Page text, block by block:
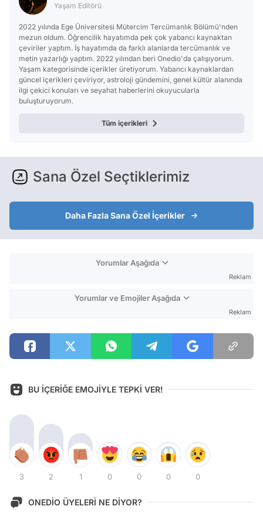
Yaşam Editörü
2022 yılında Ege Üniversitesi Mütercim Tercümanlık Bölümü'nden
mezun oldum. Öğrencilik hayatımda pek çok yabancı kaynaktan
çeviriler yaptım. İş hayatımda da farklı alanlarda tercümanlık ve
metin yazarlığı yaptım. 2022 yılından beri Onedio'da çalışıyorum.
Yaşam kategorisinde içerikler üretiyorum. Yabancı kaynaklardan
güncel içerikleri çeviriyor, astroloji gündemini, genel kültür alanında
ilgi çekici konuları ve seyahat haberlerini okuyucularla
buluşturuyorum.
Tüm içerikleri
Sana Özel Seçtiklerimiz
Daha Fazla Sana Özel İçerikler
Yorumlar Aşağıda
Reklam
Yorumlar ve Emojiler Aşağıda
Reklam
BU İÇERİĞE EMOJİYLE TEPKİ VER!
3 2 1 0 0 0 0
ONEDİO ÜYELERİ NE DİYOR?